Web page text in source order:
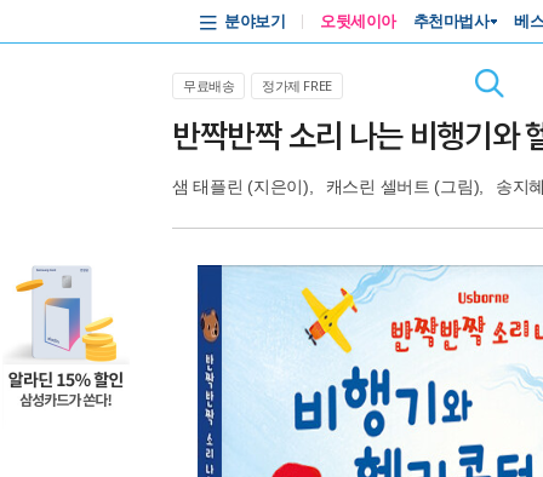
분야보기 오뒷세이아 추천마법사 베
무료배송 정가제 FREE
반짝반짝 소리 나는 비행기와
샘 태플린 (지은이), 캐스린 셀버트 (그림), 송지